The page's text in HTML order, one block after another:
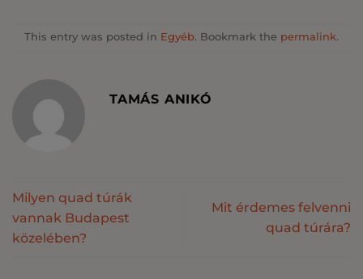
This entry was posted in Egyéb. Bookmark the permalink.
TAMÁS ANIKÓ
Milyen quad túrák
vannak Budapest
közelében?
Mit érdemes felvenni
quad túrára?